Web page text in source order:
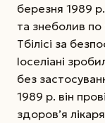
березня 1989 р.
та знеболив по
Тбілісі за
Іоселіані
без
1989 р. він
здоров’я